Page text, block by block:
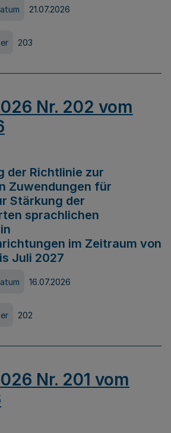
21.07.2026
203
Nr. 202 vom
der Richtlinie zur
Zuwendungen für
Stärkung der
sprachlichen
im Zeitraum von
Juli 2027
16.07.2026
202
Nr. 201 vom